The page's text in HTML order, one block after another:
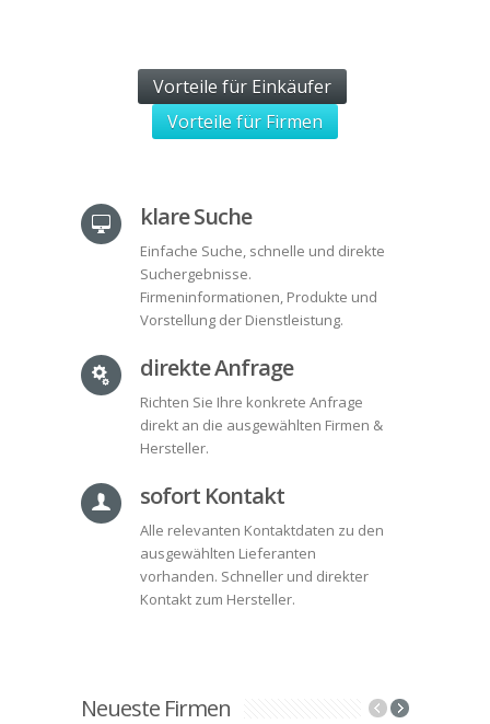
Vorteile für Einkäufer
Vorteile für Firmen
klare Suche
Einfache Suche, schnelle und direkte
Suchergebnisse.
Firmeninformationen, Produkte und
Vorstellung der Dienstleistung.
direkte Anfrage
Richten Sie Ihre konkrete Anfrage
direkt an die ausgewählten Firmen &
Hersteller.
sofort Kontakt
Alle relevanten Kontaktdaten zu den
ausgewählten Lieferanten
vorhanden. Schneller und direkter
Kontakt zum Hersteller.
Neueste Firmen